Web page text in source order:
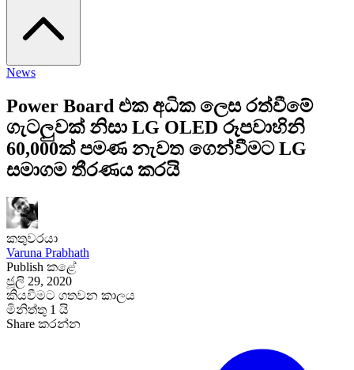
News
Power Board එක අධික ලෙස රත්වීමේ
ගැටලුවක් නිසා LG OLED රූපවාහිනි
60,000ක් පමණ නැවත ගෙන්වීමට LG
සමාගම තීරණය කරයි
කතුවරයා
Varuna Prabhath
Publish කළේ
ජූලි 29, 2020
කියවීමට ගතවන කාලය
මිනිත්තු 1 යි
Share කරන්න